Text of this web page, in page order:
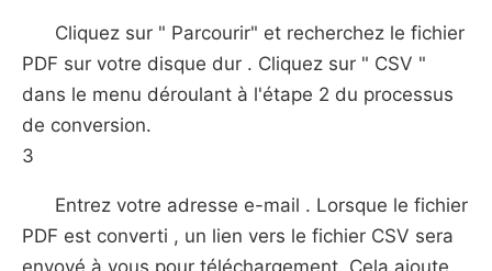
Cliquez sur " Parcourir" et recherchez le fichier
PDF sur votre disque dur . Cliquez sur " CSV "
dans le menu déroulant à l'étape 2 du processus
de conversion.
3
Entrez votre adresse e-mail . Lorsque le fichier
PDF est converti , un lien vers le fichier CSV sera
envoyé à vous pour téléchargement. Cela ajoute